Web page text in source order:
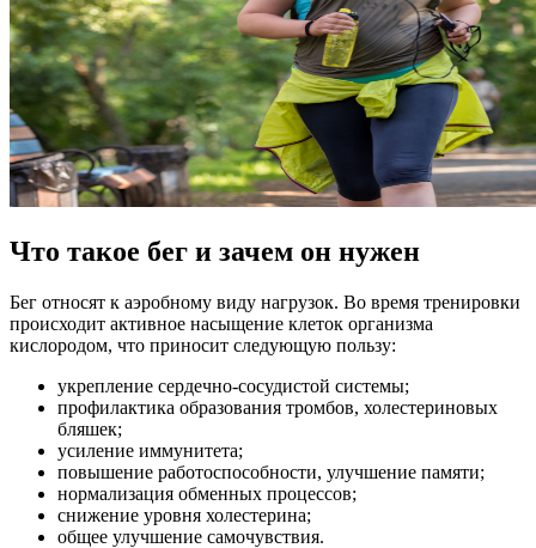
Что такое бег и зачем он нужен
Бег относят к аэробному виду нагрузок. Во время тренировки
происходит активное насыщение клеток организма
кислородом, что приносит следующую пользу:
укрепление сердечно-сосудистой системы;
профилактика образования тромбов, холестериновых
бляшек;
усиление иммунитета;
повышение работоспособности, улучшение памяти;
нормализация обменных процессов;
снижение уровня холестерина;
общее улучшение самочувствия.